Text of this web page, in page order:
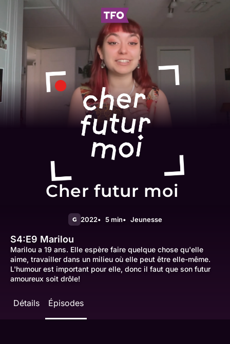
Cher futur moi
G 2022 5 min Jeunesse
S4:E9 Marilou
Marilou a 19 ans. Elle espère faire quelque chose qu'elle
aime, travailler dans un milieu où elle peut être elle-même.
L'humour est important pour elle, donc il faut que son futur
amoureux soit drôle!
Détails Épisodes